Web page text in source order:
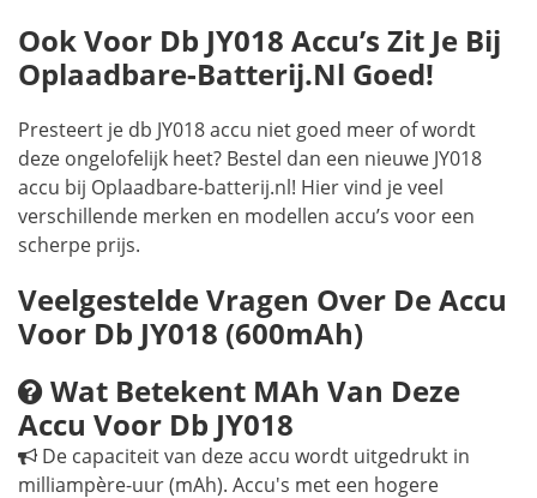
Ook Voor Db JY018 Accu’s Zit Je Bij
Oplaadbare-Batterij.nl Goed!
Presteert je db JY018 accu niet goed meer of wordt
deze ongelofelijk heet? Bestel dan een nieuwe JY018
accu bij Oplaadbare-batterij.nl! Hier vind je veel
verschillende merken en modellen accu’s voor een
scherpe prijs.
Veelgestelde Vragen Over De Accu
Voor Db JY018 (600mAh)
Wat Betekent MAh Van Deze
Accu Voor Db JY018
De capaciteit van deze accu wordt uitgedrukt in
milliampère-uur (mAh). Accu's met een hogere